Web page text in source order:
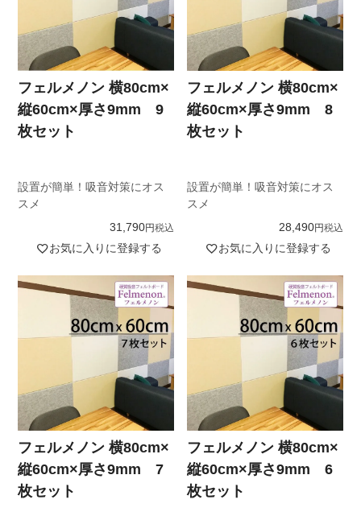
設置が簡単！吸音対策にオス
スメ
フェルメノン 横80cm×
縦60cm×厚さ9mm 9
枚セット
31,790 税込
お気に入りに登録する
設置が簡単！吸音対策にオス
スメ
フェルメノン 横80cm×
縦60cm×厚さ9mm 8
枚セット
28,490 税込
お気に入りに登録する
フェルメノン 横80cm×
縦60cm×厚さ9mm 7
枚セット
フェルメノン 横80cm×
縦60cm×厚さ9mm 6
枚セット